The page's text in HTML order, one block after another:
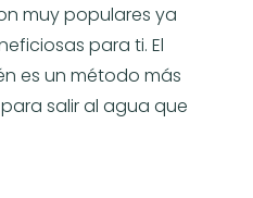
muy populares ya
para ti. El
es un método más
salir al agua que